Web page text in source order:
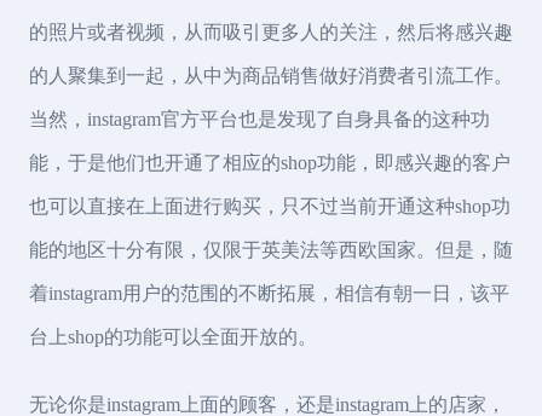
的照片或者视频，从而吸引更多人的关注，然后将感兴趣
的人聚集到一起，从中为商品销售做好消费者引流工作。
当然，instagram官方平台也是发现了自身具备的这种功
能，于是他们也开通了相应的shop功能，即感兴趣的客户
也可以直接在上面进行购买，只不过当前开通这种shop功
能的地区十分有限，仅限于英美法等西欧国家。但是，随
着instagram用户的范围的不断拓展，相信有朝一日，该平
台上shop的功能可以全面开放的。
无论你是instagram上面的顾客，还是instagram上的店家，